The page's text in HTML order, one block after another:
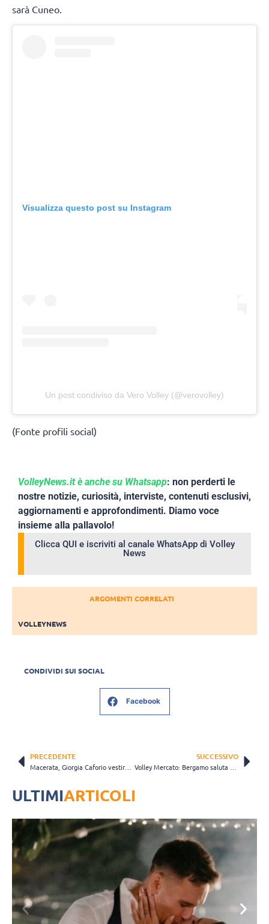
sarà Cuneo.
Visualizza questo post su Instagram
Un post condiviso da Vero Volley (@verovolley)
(Fonte profili social)
VolleyNews.it è anche su Whatsapp: non perderti le
nostre notizie, curiosità, interviste, contenuti esclusivi,
aggiornamenti e approfondimenti. Diamo voce
insieme alla pallavolo!
Clicca QUI e iscriviti al canale WhatsApp di Volley
News
ARGOMENTI CORRELATI
VOLLEYNEWS
CONDIVIDI SUI SOCIAL
Facebook
PRECEDENTE SUCCESSIVO
ULTIMIARTICOLI